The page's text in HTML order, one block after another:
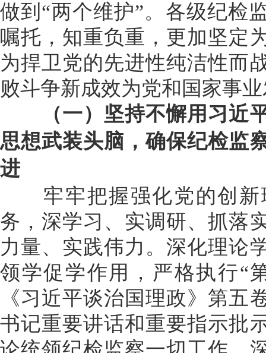
做到“两个维护”。各级纪检
嘱托，知重负重，更加坚定
为捍卫党的先进性纯洁性而
败斗争新成效为党和国家事
（一）坚持不懈用习近平
思想武装头脑，确保纪检监
进
牢牢把握强化党的创新
务，深学习、实调研、抓落
力量、实践伟力。深化理论
领学促学作用，严格执行“
《习近平谈治国理政》第五
书记重要讲话和重要指示批